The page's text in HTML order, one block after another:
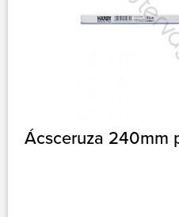
Ácsceruza 240mm